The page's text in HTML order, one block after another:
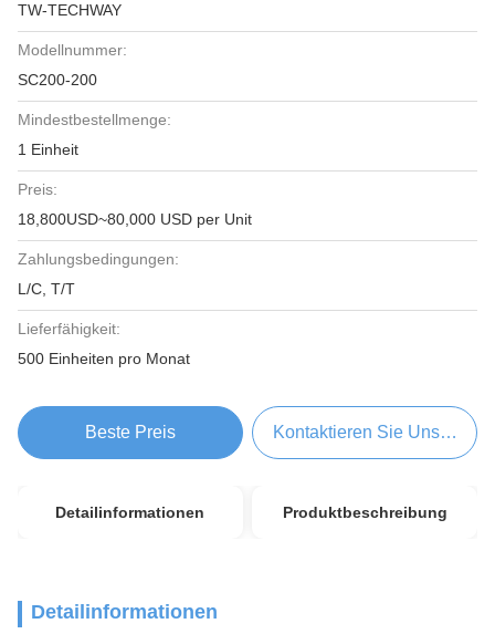
TW-TECHWAY
Modellnummer:
SC200-200
Mindestbestellmenge:
1 Einheit
Preis:
18,800USD~80,000 USD per Unit
Zahlungsbedingungen:
L/C, T/T
Lieferfähigkeit:
500 Einheiten pro Monat
Beste Preis Kontaktieren Sie Uns Jetzt
Detailinformationen Produktbeschreibung
Detailinformationen